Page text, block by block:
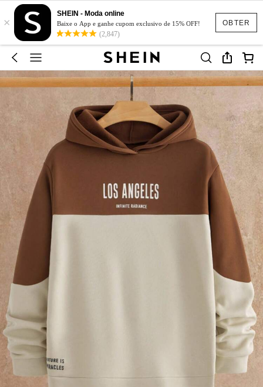
OBTER
×
SHEIN - Moda online
Baixe o App e ganhe cupom exclusivo de 15% OFF!
(2,847)